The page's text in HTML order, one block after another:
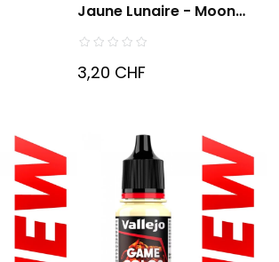
Jaune Lunaire - Moon
Yellow
3,20 CHF